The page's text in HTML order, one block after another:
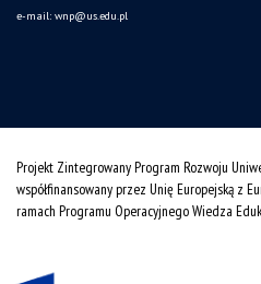
e-mail: wnp@us.edu.pl
Projekt Zintegrowany Program Rozwoju
współfinansowany przez Unię Europejską z
ramach Programu Operacyjnego Wiedza